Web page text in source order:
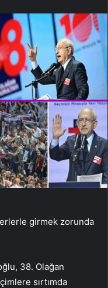
girmek zorunda
38. Olağan
sırtımda